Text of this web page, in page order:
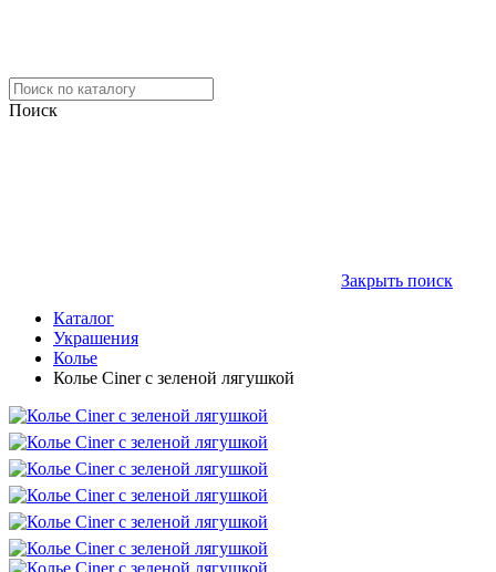
Поиск
Закрыть поиск
Каталог
Украшения
Колье
Колье Ciner с зеленой лягушкой